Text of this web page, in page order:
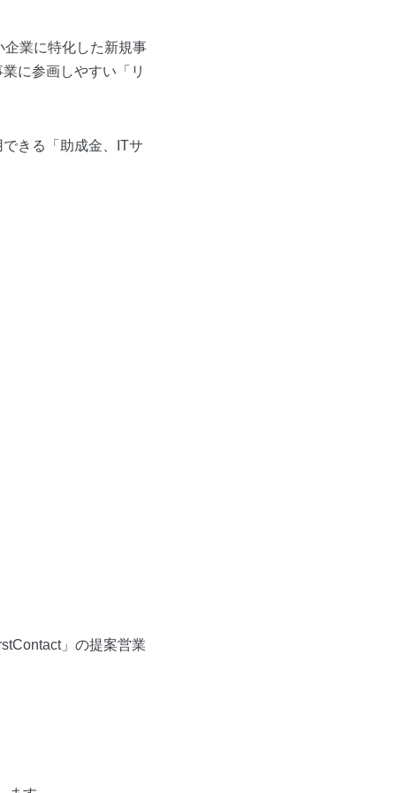
業に特化した新規事
に参画しやすい「リ
きる「助成金、ITサ
」の提案営業